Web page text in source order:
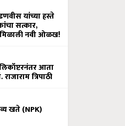
यांच्या हस्ते
सत्कार,
नवी ओळख!
आता
त्रिपाठी
खते (NPK)